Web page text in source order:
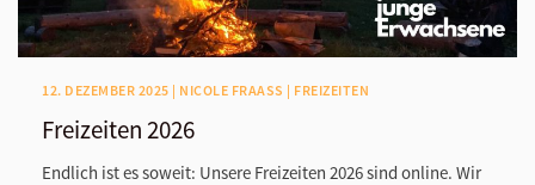
12. DEZEMBER 2025 | NICOLE FRAASS | FREIZEITEN
Freizeiten 2026
Endlich ist es soweit: Unsere Freizeiten 2026 sind online. Wir